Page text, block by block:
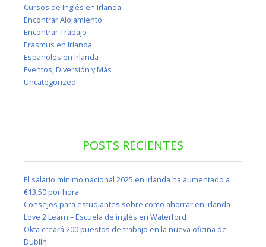
Cursos de Inglés en Irlanda
Encontrar Alojamiento
Encontrar Trabajo
Erasmus en Irlanda
Españoles en Irlanda
Eventos, Diversión y Más
Uncategorized
POSTS RECIENTES
El salario mínimo nacional 2025 en Irlanda ha aumentado a
€13,50 por hora
Consejos para estudiantes sobre como ahorrar en Irlanda
Love 2 Learn – Escuela de inglés en Waterford
Okta creará 200 puestos de trabajo en la nueva oficina de
Dublín